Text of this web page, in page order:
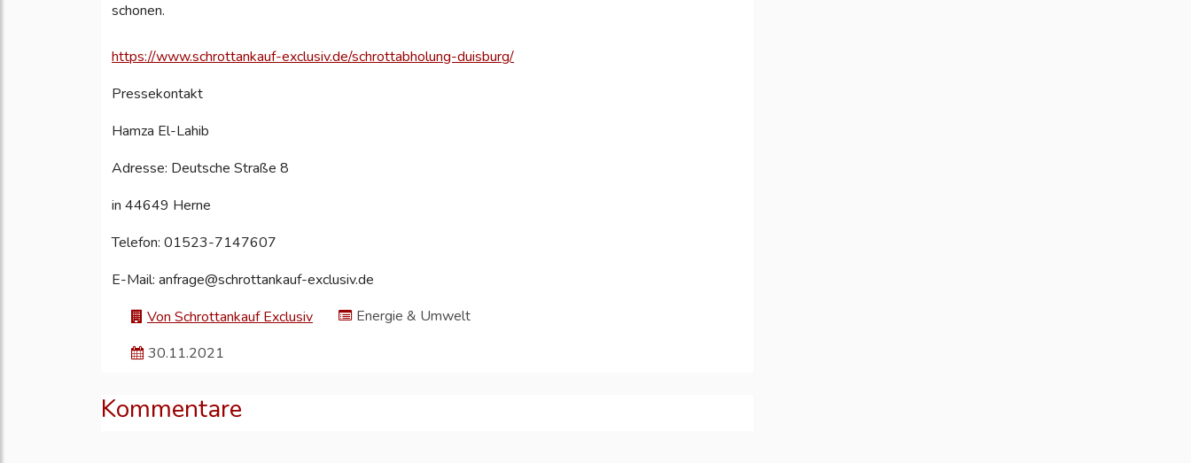
schonen.
https://www.schrottankauf-exclusiv.de/schrottabholung-duisburg/
Pressekontakt
Hamza El-Lahib
Adresse: Deutsche Straße 8
in 44649 Herne
Telefon: 01523-7147607
E-Mail: anfrage@schrottankauf-exclusiv.de
Von Schrottankauf Exclusiv
Energie & Umwelt
30.11.2021
Kommentare